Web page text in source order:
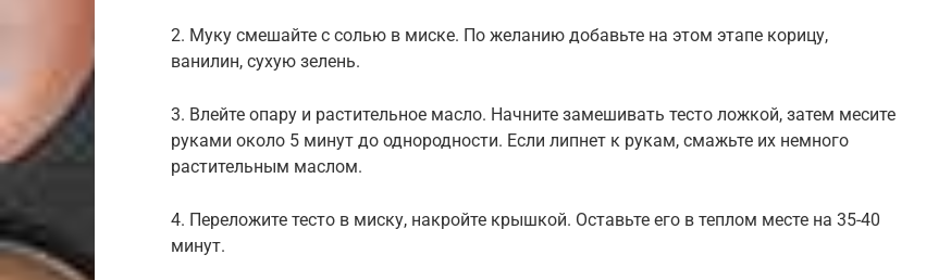
2. Муку смешайте с солью в миске. По желанию добавьте на этом этапе корицу,
ванилин, сухую зелень.
3. Влейте опару и растительное масло. Начните замешивать тесто ложкой, затем месите
руками около 5 минут до однородности. Если липнет к рукам, смажьте их немного
растительным маслом.
4. Переложите тесто в миску, накройте крышкой. Оставьте его в теплом месте на 35-40
минут.